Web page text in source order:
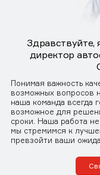
Здравствуйте,
директор
Понимая важность
возможных вопросов
наша команда всегда
возможное для
сроки. Наша работа
мы стремимся к
превзойти ваши